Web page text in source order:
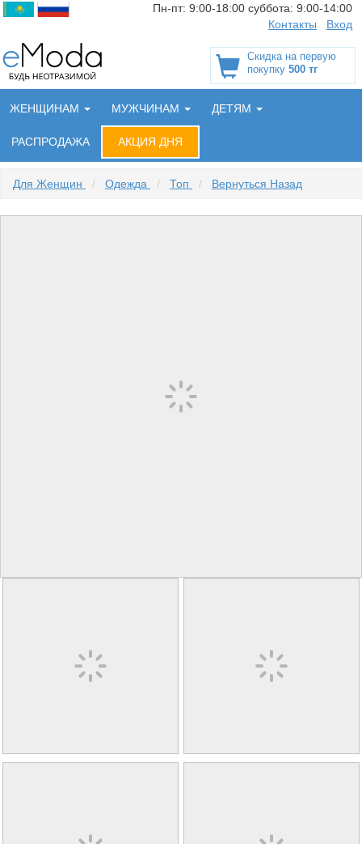
Пн-пт: 9:00-18:00 суббота: 9:00-14:00
Контакты
Вход
Скидка на первую
покупку 500 тг
ЖЕНЩИНАМ МУЖЧИНАМ ДЕТЯМ
РАСПРОДАЖА АКЦИЯ ДНЯ
Для Женщин / Одежда / Топ / Вернуться Назад